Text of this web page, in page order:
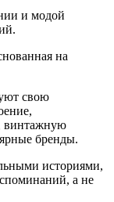
и модой
на
свою
винтажную
бренды.
историями,
а не